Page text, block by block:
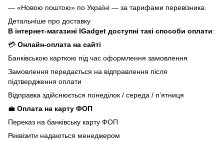
— «Новою поштою» по Україні — за тарифами перевізника.
Детальніше про доставку
В інтернет-магазині IGadget доступні такі способи оплати:
💳 Онлайн-оплата на сайті
Банківською карткою під час оформлення замовлення
Замовлення передається на відправлення після
підтвердження оплати
Відправка здійснюється понеділок / середа / п’ятниця
💼 Оплата на карту ФОП
Переказ на банківську карту ФОП
Реквізити надаються менеджером